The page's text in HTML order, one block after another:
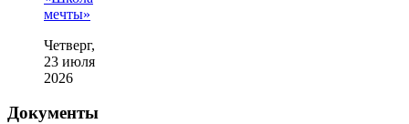
мечты»
Четверг,
23 июля
2026
Документы